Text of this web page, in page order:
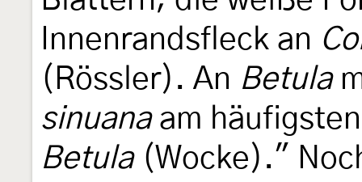
Innenrandsfleck an
(Rössler). An Betula
sinuanaam
Betula(Wocke)."